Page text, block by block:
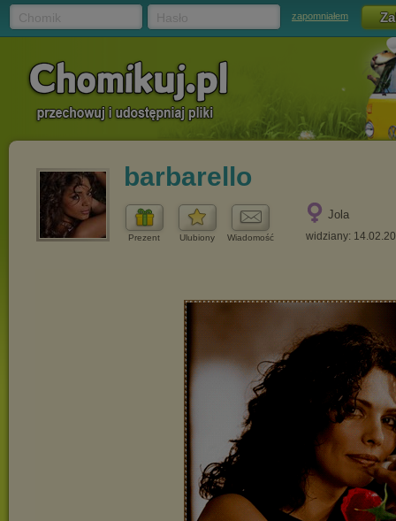
zapomniałem
barbarello
Prezent Ulubiony Wiadomość
Jola
widziany: